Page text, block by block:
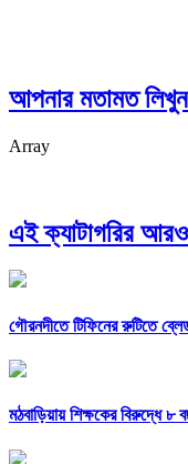
আপনার মতামত লিখুন
Array
এই ক্যাটাগরির
গৌরনদীতে টিফিনের রুটিতে
মঠবাড়িয়ায় শিক্ষকের বিরুদ্ধে